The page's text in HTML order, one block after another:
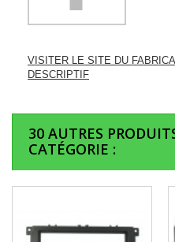
VISITER LE SITE DU
DESCRIPTIF
30 AUTRES
CATÉGORIE :